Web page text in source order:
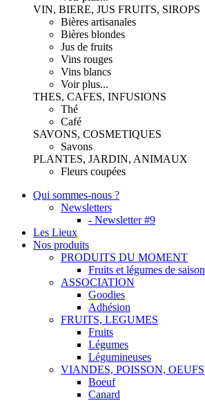
VIN, BIERE, JUS FRUITS, SIROPS
Bières artisanales
Bières blondes
Jus de fruits
Vins rouges
Vins blancs
Voir plus...
THES, CAFES, INFUSIONS
Thé
Café
SAVONS, COSMETIQUES
Savons
PLANTES, JARDIN, ANIMAUX
Fleurs coupées
Qui sommes-nous ?
Newsletters
- Newsletter #9
Les Lieux
Nos produits
PRODUITS DU MOMENT
Fruits et légumes de saison
ASSOCIATION
Goodies
Adhésion
FRUITS, LEGUMES
Fruits
Légumes
Légumineuses
VIANDES, POISSON, OEUFS
Boeuf
Canard